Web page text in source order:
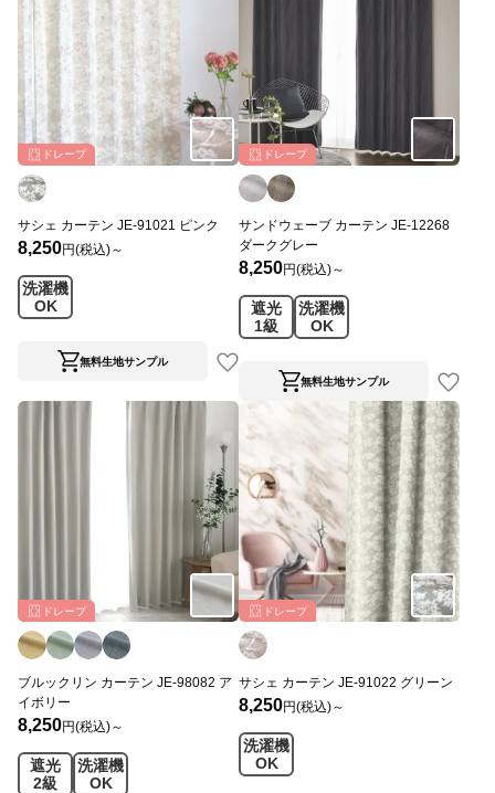
ドレープ
サシェ カーテン JE-91021 ピンク
8,250円(税込)～
洗濯機
OK
無料生地サンプル
ドレープ
サンドウェーブ カーテン JE-12268
ダークグレー
8,250円(税込)～
遮光
1級
洗濯機
OK
無料生地サンプル
ドレープ
ブルックリン カーテン JE-98082 ア
イボリー
8,250円(税込)～
遮光
2級
洗濯機
OK
ドレープ
サシェ カーテン JE-91022 グリーン
8,250円(税込)～
洗濯機
OK